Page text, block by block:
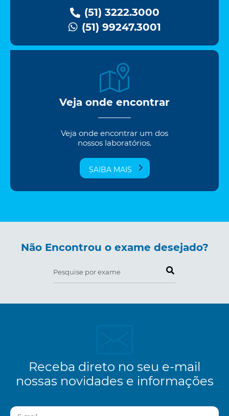
(51) 3222.3000
(51) 99247.3001
Veja onde encontrar
Veja onde encontrar um dos
nossos laboratórios.
SAIBA MAIS
Não Encontrou o exame desejado?
Pesquise por exame
Receba direto no seu e-mail
nossas novidades e informações
E-mail